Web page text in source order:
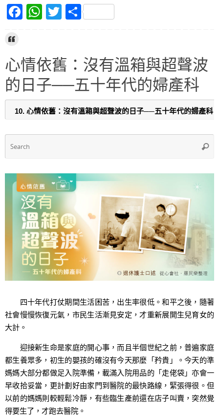
F
e
b
o
o
k
W
s
A
p
p
T
er
S
e
心情依舊：沒有溫箱與超聲波
的日子──五十年代的婦產科
四十年代打仗期間生活困苦，出生率很低。和平之後，隨著
社會慢慢恢復元氣，市民生活漸見安定，才重新展開生兒育女的
大計。
迎接新生命是家庭的開心事，而且半個世紀之前，普遍家庭
都生養眾多，初生的嬰孩的確沒有今天那麼「矜貴」。今天的準
媽媽大部分都做足入院準備，載滿入院用品的「走佬袋」亦會一
早收拾妥當，更計劃好由家門到醫院的最快路線，緊張得很。但
以前的媽媽則較輕鬆冷靜，有些臨生產前還在店子叫賣，突然覺
得要生了，才跑去醫院。